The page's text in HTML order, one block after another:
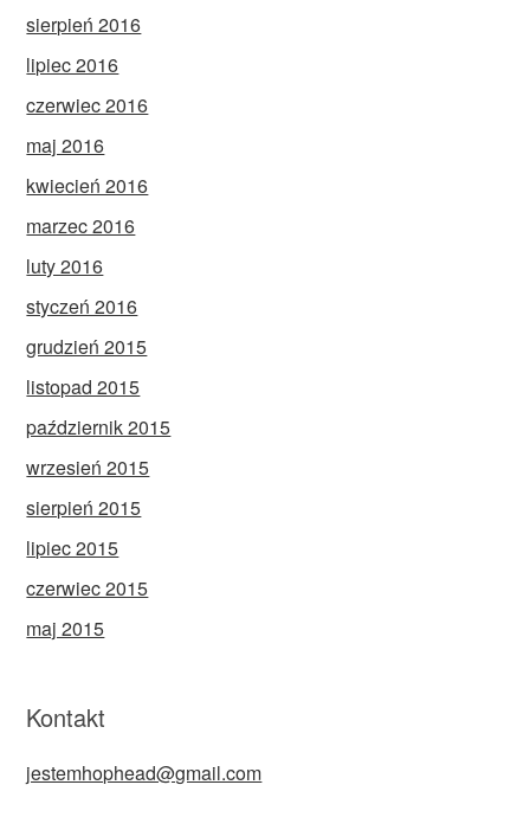
sierpień 2016
lipiec 2016
czerwiec 2016
maj 2016
kwiecień 2016
marzec 2016
luty 2016
styczeń 2016
grudzień 2015
listopad 2015
październik 2015
wrzesień 2015
sierpień 2015
lipiec 2015
czerwiec 2015
maj 2015
Kontakt
jestemhophead@gmail.com